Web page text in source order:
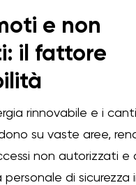
e non
il fattore
rinnovabile e i
su vaste aree,
non autorizzati e
personale di sicurezza